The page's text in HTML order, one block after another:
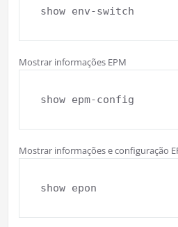
show env-switch
Mostrar informações EPM
show epm-config
Mostrar informações e configuração
show epon